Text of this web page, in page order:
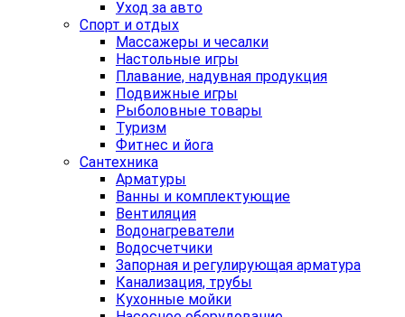
Уход за авто
Спорт и отдых
Массажеры и чесалки
Настольные игры
Плавание, надувная продукция
Подвижные игры
Рыболовные товары
Туризм
Фитнес и йога
Сантехника
Арматуры
Ванны и комплектующие
Вентиляция
Водонагреватели
Водосчетчики
Запорная и регулирующая арматура
Канализация, трубы
Кухонные мойки